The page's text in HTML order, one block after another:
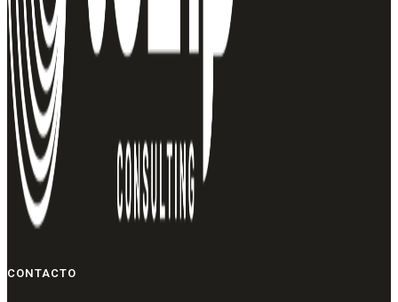
CONTACTO